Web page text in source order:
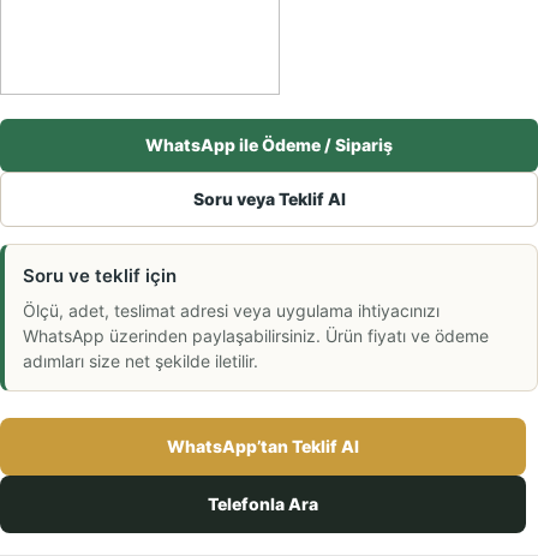
WhatsApp ile Ödeme / Sipariş
Soru veya Teklif Al
Soru ve teklif için
Ölçü, adet, teslimat adresi veya uygulama ihtiyacınızı
WhatsApp üzerinden paylaşabilirsiniz. Ürün fiyatı ve ödeme
adımları size net şekilde iletilir.
WhatsApp’tan Teklif Al
Telefonla Ara